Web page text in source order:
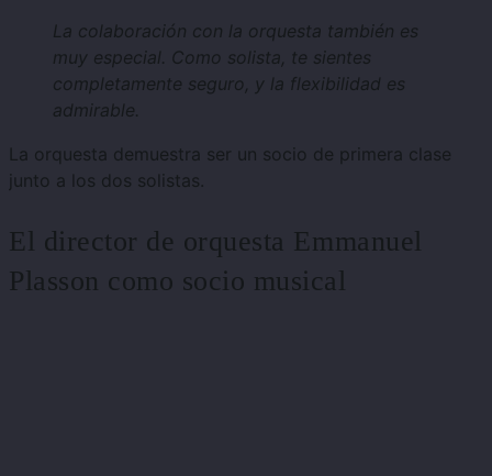
La colaboración con la orquesta también es
muy especial. Como solista, te sientes
completamente seguro, y la flexibilidad es
admirable.
La orquesta demuestra ser un socio de primera clase
junto a los dos solistas.
El director de orquesta Emmanuel
Plasson como socio musical